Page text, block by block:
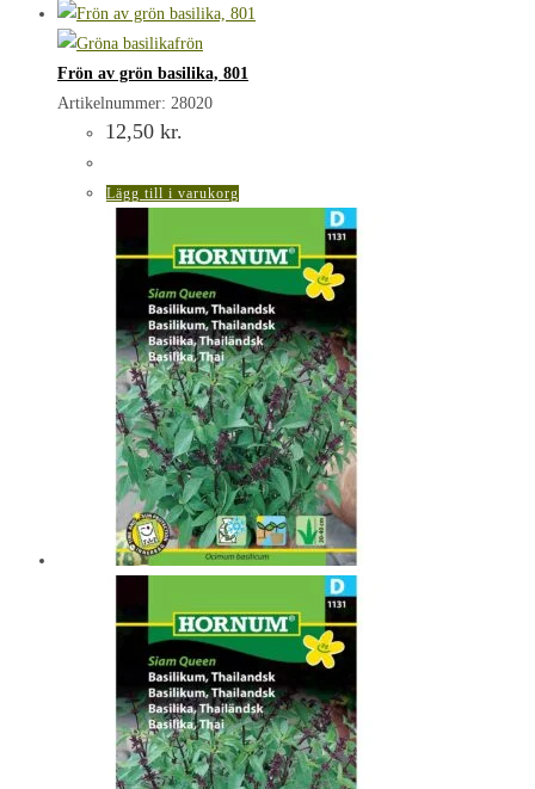
Frön av grön basilika, 801
Artikelnummer: 28020
12,50 kr.
Lägg till i varukorg